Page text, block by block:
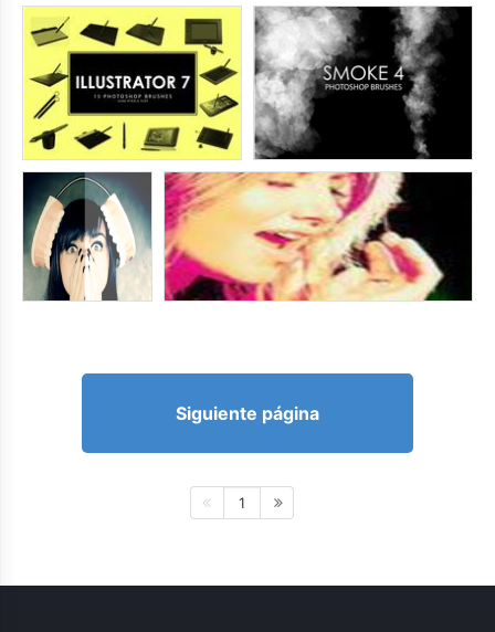
Siguiente página
1